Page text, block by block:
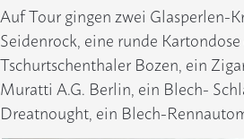
Auf Tour gingen zwei Glasperlen-
Seidenrock, eine runde
Tschurtschenthaler Bozen, ein
Muratti A.G. Berlin, ein Blech-
Dreatnought, ein Blech-